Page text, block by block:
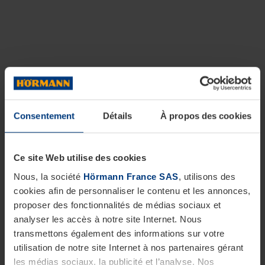
Consentement Détails À propos des cookies
Ce site Web utilise des cookies
Nous, la société Hörmann France SAS, utilisons des
cookies afin de personnaliser le contenu et les annonces,
proposer des fonctionnalités de médias sociaux et
analyser les accès à notre site Internet. Nous
transmettons également des informations sur votre
utilisation de notre site Internet à nos partenaires gérant
les médias sociaux, la publicité et l’analyse. Nos